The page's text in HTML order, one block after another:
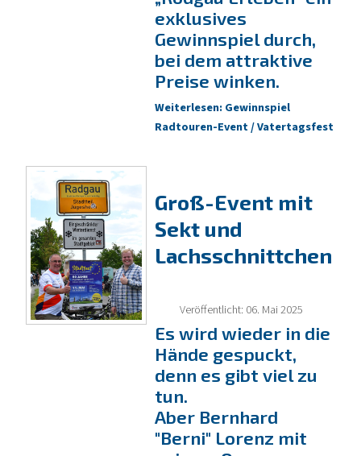
exklusives
Gewinnspiel durch,
bei dem attraktive
Preise winken.
Weiterlesen: Gewinnspiel
Radtouren-Event / Vatertagsfest
Groß-Event mit
Sekt und
Lachsschnittchen
Veröffentlicht: 06. Mai 2025
Es wird wieder in die
Hände gespuckt,
denn es gibt viel zu
tun.
Aber Bernhard
"Berni" Lorenz mit